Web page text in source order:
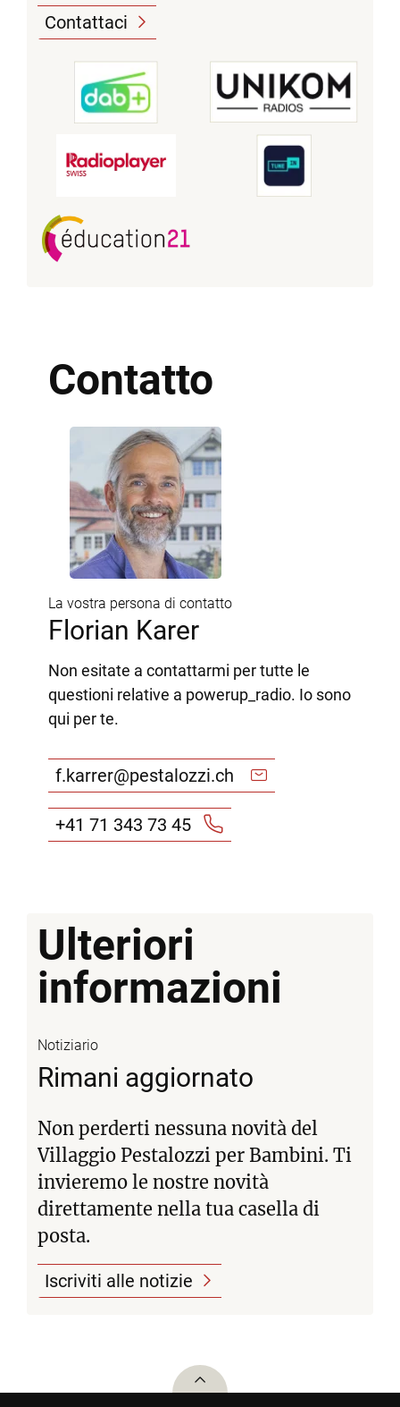
Contattaci
Contatto
Florian Karer
La vostra persona di contatto
Non esitate a contattarmi per tutte le
questioni relative a powerup_radio. Io sono
qui per te.
f.karrer@pestalozzi.ch
+41 71 343 73 45
Ulteriori
informazioni
Notiziario
Rimani aggiornato
Non perderti nessuna novità del
Villaggio Pestalozzi per Bambini. Ti
invieremo le nostre novità
direttamente nella tua casella di
posta.
Iscriviti alle notizie
To top